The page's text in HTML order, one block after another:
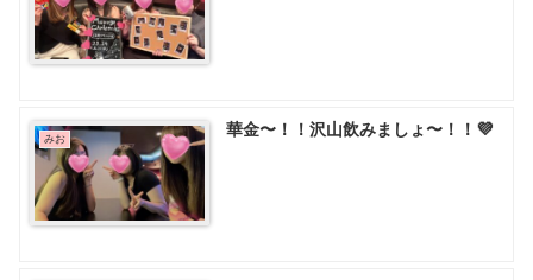
みお 華金〜！！沢山飲みましょ〜！！💜